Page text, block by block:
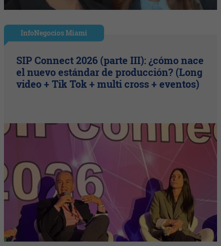
InfoNegocios Miami
SIP Connect 2026 (parte III): ¿cómo nace
el nuevo estándar de producción? (Long
video + Tik Tok + multi cross + eventos)